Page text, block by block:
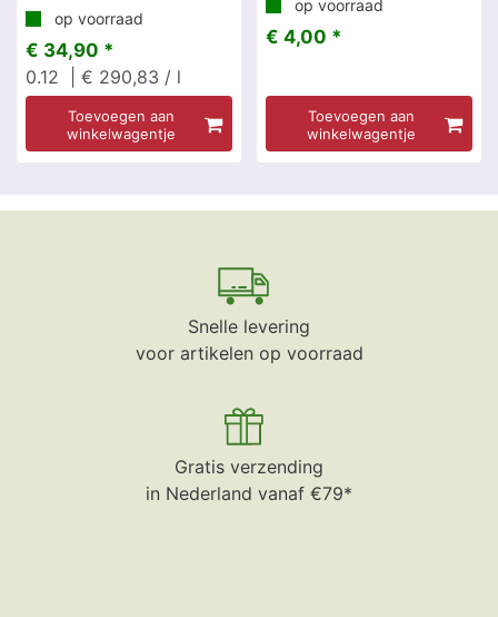
op voorraad
€ 34,90 *
0.12
| € 290,83 / l
Toevoegen aan
winkelwagentje
op voorraad
€ 4,00 *
Toevoegen aan
winkelwagentje
Snelle levering
voor artikelen op voorraad
Gratis verzending
in Nederland vanaf €79*